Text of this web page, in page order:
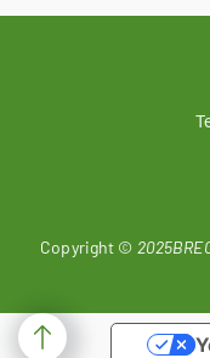
Copyright ©